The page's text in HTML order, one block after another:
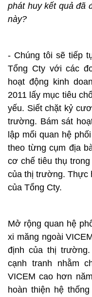
phát huy kết quả đã
này?
- Chúng tôi sẽ tiếp
Tổng Cty với các
hoạt động kinh
2011 lấy mục tiêu
yếu. Siết chặt kỷ
trường. Bám sát
lập mối quan hệ
theo từng cụm địa
cơ chế tiêu thụ
của thị trường. Thực
của Tổng Cty.
Mở rộng quan hệ
xi măng ngoài
định của thị
cạnh tranh nhằm
VICEM cao hơn
hoàn thiện hệ